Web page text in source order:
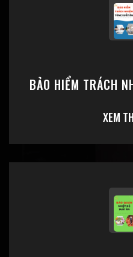
BẢO HIỂM TRÁCH
XEM